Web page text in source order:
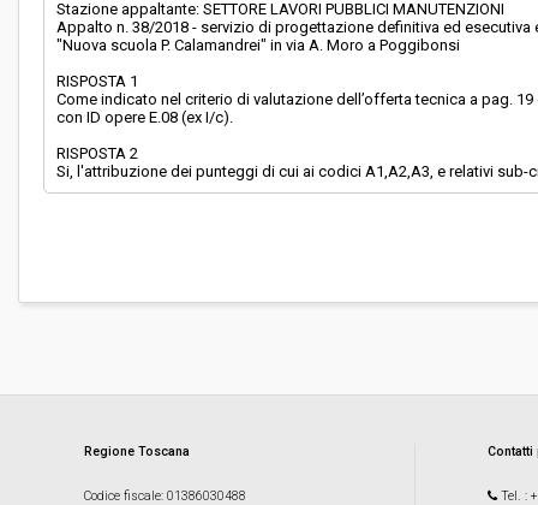
Stazione appaltante: SETTORE LAVORI PUBBLICI MANUTENZIONI
Appalto n. 38/2018 - servizio di progettazione definitiva ed
"Nuova scuola P. Calamandrei" in via A. Moro a Poggibonsi
RISPOSTA 1
Come indicato nel criterio di valutazione dell’offerta tecnica a pag.
con ID opere E.08 (ex I/c).
RISPOSTA 2
Si, l'attribuzione dei punteggi di cui ai codici A1,A2,A3, e relativi
Regione Toscana
Codice fiscale: 01386030488 Tel. :